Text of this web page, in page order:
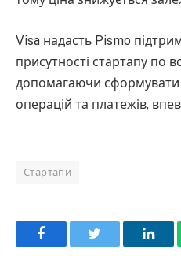
Visa надасть Pismo
присутності стартапу по
допомагаючи сформувати
операцій та платежів,
Стартапи
Facebook